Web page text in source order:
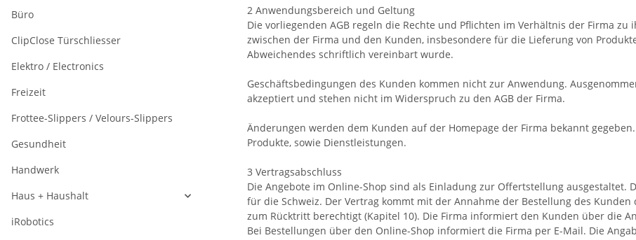
2 Anwendungsbereich und Geltung
Die vorliegenden AGB regeln die Rechte und Pflichten im Verhältnis der Firma
zwischen der Firma und den Kunden, insbesondere für die Lieferung von
Abweichendes schriftlich vereinbart wurde.
Geschäftsbedingungen des Kunden kommen nicht zur Anwendung.
akzeptiert und stehen nicht im Widerspruch zu den AGB der Firma.
Änderungen werden dem Kunden auf der Homepage der Firma bekannt
Produkte, sowie Dienstleistungen.
3 Vertragsabschluss
Die Angebote im Online-Shop sind als Einladung zur Offertstellung
für die Schweiz. Der Vertrag kommt mit der Annahme der Bestellung des
zum Rücktritt berechtigt (Kapitel 10). Die Firma informiert den Kunden über die
Bei Bestellungen über den Online-Shop informiert die Firma per E-Mail. Die
Büro
ClipClose Türschliesser
Elektro / Electronics
Freizeit
Frottee-Slippers / Velours-Slippers
Gesundheit
Handwerk
Haus + Haushalt
iRobotics